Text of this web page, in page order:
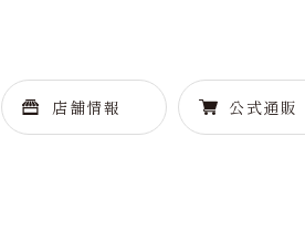
店舗情報 公式通販